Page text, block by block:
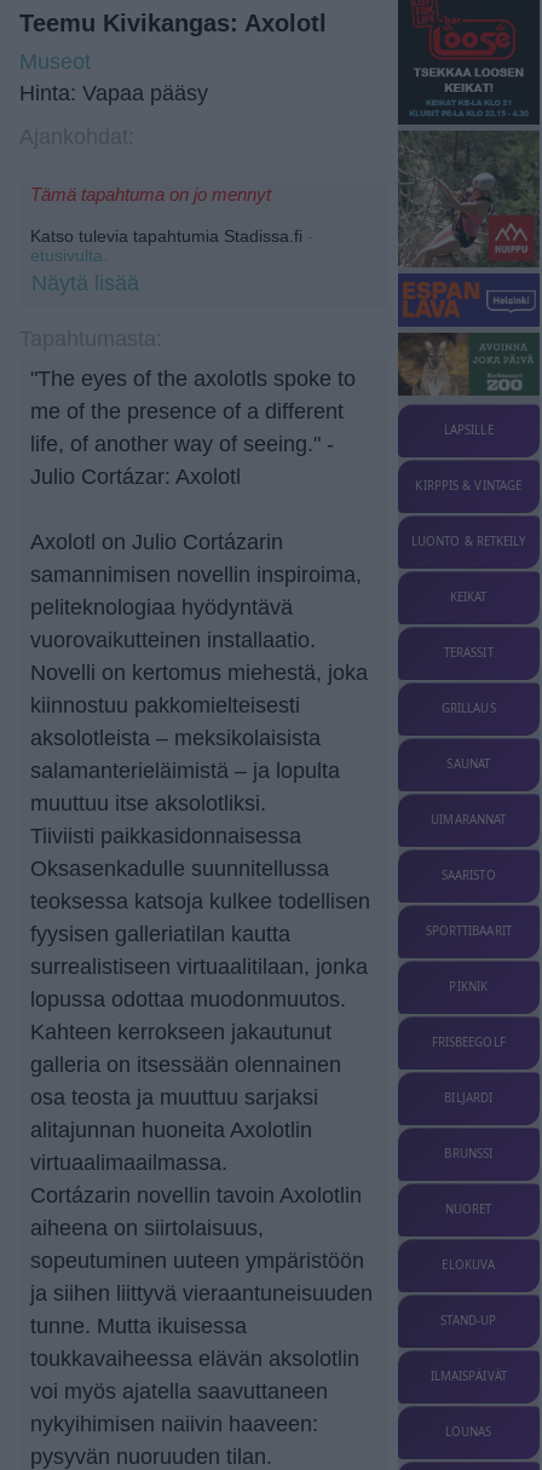
Teemu Kivikangas: Axolotl
Museot
Hinta: Vapaa pääsy
Tämä tapahtuma on jo mennyt
Katso tulevia tapahtumia Stadissa.fi -
etusivulta.
Näytä lisää
"The eyes of the axolotls spoke to
me of the presence of a different
life, of another way of seeing." -
Julio Cortázar: Axolotl
Axolotl on Julio Cortázarin
samannimisen novellin inspiroima,
peliteknologiaa hyödyntävä
vuorovaikutteinen installaatio.
Novelli on kertomus miehestä, joka
kiinnostuu pakkomielteisesti
aksolotleista – meksikolaisista
salamanterieläimistä – ja lopulta
muuttuu itse aksolotliksi.
Tiiviisti paikkasidonnaisessa
Oksasenkadulle suunnitellussa
teoksessa katsoja kulkee todellisen
fyysisen galleriatilan kautta
surrealistiseen virtuaalitilaan, jonka
lopussa odottaa muodonmuutos.
Kahteen kerrokseen jakautunut
galleria on itsessään olennainen
osa teosta ja muuttuu sarjaksi
alitajunnan huoneita Axolotlin
virtuaalimaailmassa.
Cortázarin novellin tavoin Axolotlin
aiheena on siirtolaisuus,
sopeutuminen uuteen ympäristöön
ja siihen liittyvä vieraantuneisuuden
tunne. Mutta ikuisessa
toukkavaiheessa elävän aksolotlin
voi myös ajatella saavuttaneen
nykyihimisen naiivin haaveen:
pysyvän nuoruuden tilan.
LAPSILLE
KIRPPIS & VINTAGE
LUONTO & RETKEILY
KEIKAT
TERASSIT
GRILLAUS
SAUNAT
UIMARANNAT
SAARISTO
SPORTTIBAARIT
PIKNIK
FRISBEEGOLF
BILJARDI
BRUNSSI
NUORET
ELOKUVA
STAND-UP
ILMAISPÄIVÄT
LOUNAS